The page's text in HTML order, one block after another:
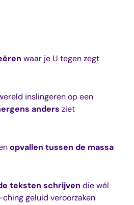
waar je U tegen zegt
inslingeren op een
anders ziet
opvallen tussen de massa
teksten schrijven die wél
geluid veroorzaken